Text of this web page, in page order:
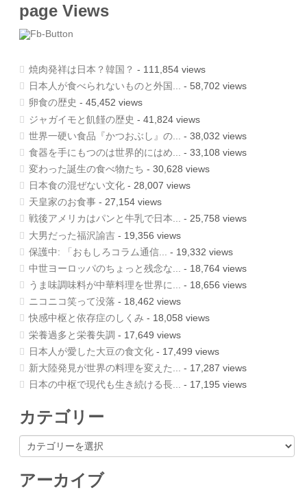
page Views
焼肉発祥は日本？韓国？ - 111,854 views
日本人が食べられないものと外国... - 58,702 views
卵食の歴史 - 45,452 views
ジャガイモと飢饉の歴史 - 41,824 views
世界一硬い食品『かつおぶし』の...
- 38,032 views
食器を手にもつのは世界的にはめ...
- 33,108 views
変わった誕生の食べ物たち - 30,628 views
日本食の混ぜない文化 - 28,007 views
天皇家のお食事 - 27,154 views
戦後アメリカはパンと牛乳で日本... - 25,758 views
大男だった福沢諭吉 - 19,356 views
保護中: 「おもしろコラム通信...
- 19,332 views
中世ヨーロッパのちょっと残念な...
- 18,764 views
うま味調味料が中華料理を世界に... - 18,656 views
ニコニコ笑って没落 - 18,462 views
快感中枢と依存症のしくみ - 18,058 views
栄養過多と栄養失調 - 17,649 views
日本人が愛した大豆の食文化 - 17,499 views
新大陸発見が世界の料理を変えた...
- 17,287 views
日本の中枢で現代も生き続ける長... - 17,195 views
カテゴリー
カ
テ
リ
ー
アーカイブ